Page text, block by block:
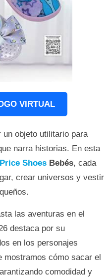
VIRTUAL
objeto utilitario para
narra historias. En esta
Shoes Bebés, cada
crear universos y vestir
las aventuras en el
destaca por su
en los personajes
mostramos cómo sacar el
comodidad y